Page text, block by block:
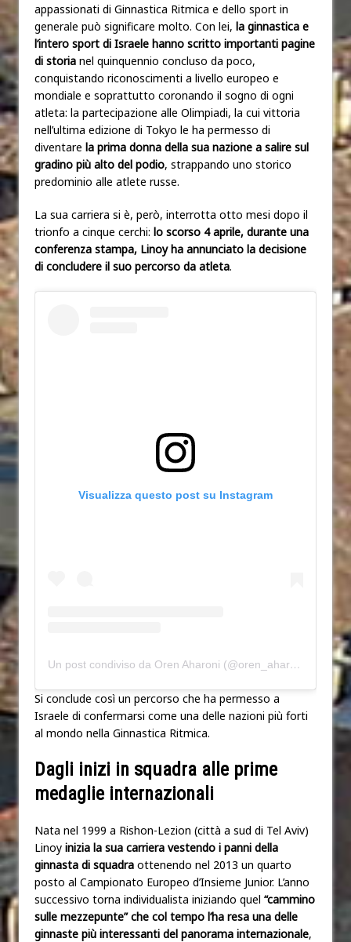
appassionati di Ginnastica Ritmica e dello sport in
generale può significare molto. Con lei, la ginnastica e
l’intero sport di Israele hanno scritto importanti pagine
di storia nel quinquennio concluso da poco,
conquistando riconoscimenti a livello europeo e
mondiale e soprattutto coronando il sogno di ogni
atleta: la partecipazione alle Olimpiadi, la cui vittoria
nell’ultima edizione di Tokyo le ha permesso di
diventare la prima donna della sua nazione a salire sul
gradino più alto del podio, strappando uno storico
predominio alle atlete russe.
La sua carriera si è, però, interrotta otto mesi dopo il
trionfo a cinque cerchi: lo scorso 4 aprile, durante una
conferenza stampa, Linoy ha annunciato la decisione
di concludere il suo percorso da atleta.
Visualizza questo post su Instagram
Un post condiviso da Oren Aharoni (@oren_aharoni_photographer)
Si conclude così un percorso che ha permesso a
Israele di confermarsi come una delle nazioni più forti
al mondo nella Ginnastica Ritmica.
Dagli inizi in squadra alle prime
medaglie internazionali
Nata nel 1999 a Rishon-Lezion (città a sud di Tel Aviv)
Linoy inizia la sua carriera vestendo i panni della
ginnasta di squadra ottenendo nel 2013 un quarto
posto al Campionato Europeo d’Insieme Junior. L’anno
successivo torna individualista iniziando quel “cammino
sulle mezzepunte” che col tempo l’ha resa una delle
ginnaste più interessanti del panorama internazionale,